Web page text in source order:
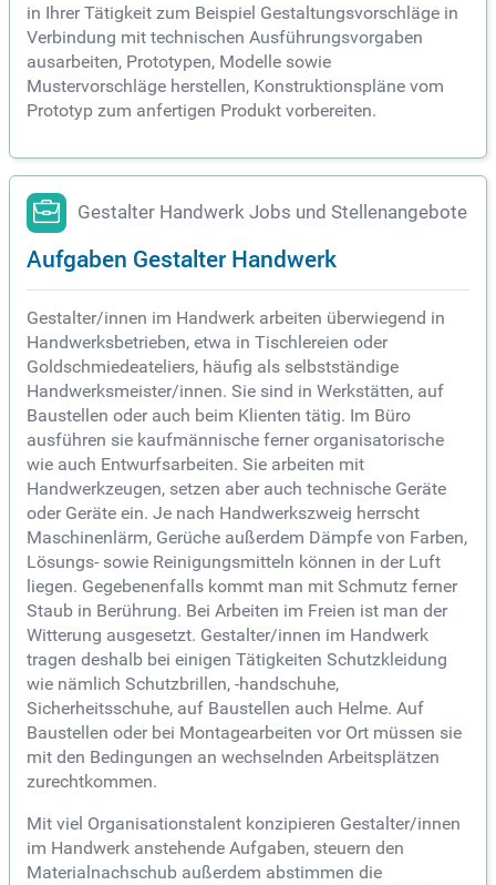
in Ihrer Tätigkeit zum Beispiel Gestaltungsvorschläge in
Verbindung mit technischen Ausführungsvorgaben
ausarbeiten, Prototypen, Modelle sowie
Mustervorschläge herstellen, Konstruktionspläne vom
Prototyp zum anfertigen Produkt vorbereiten.
Gestalter Handwerk Jobs und Stellenangebote
Aufgaben Gestalter Handwerk
Gestalter/innen im Handwerk arbeiten überwiegend in
Handwerksbetrieben, etwa in Tischlereien oder
Goldschmiedeateliers, häufig als selbstständige
Handwerksmeister/innen. Sie sind in Werkstätten, auf
Baustellen oder auch beim Klienten tätig. Im Büro
ausführen sie kaufmännische ferner organisatorische
wie auch Entwurfsarbeiten. Sie arbeiten mit
Handwerkzeugen, setzen aber auch technische Geräte
oder Geräte ein. Je nach Handwerkszweig herrscht
Maschinenlärm, Gerüche außerdem Dämpfe von Farben,
Lösungs- sowie Reinigungsmitteln können in der Luft
liegen. Gegebenenfalls kommt man mit Schmutz ferner
Staub in Berührung. Bei Arbeiten im Freien ist man der
Witterung ausgesetzt. Gestalter/innen im Handwerk
tragen deshalb bei einigen Tätigkeiten Schutzkleidung
wie nämlich Schutzbrillen, -handschuhe,
Sicherheitsschuhe, auf Baustellen auch Helme. Auf
Baustellen oder bei Montagearbeiten vor Ort müssen sie
mit den Bedingungen an wechselnden Arbeitsplätzen
zurechtkommen.
Mit viel Organisationstalent konzipieren Gestalter/innen
im Handwerk anstehende Aufgaben, steuern den
Materialnachschub außerdem abstimmen die